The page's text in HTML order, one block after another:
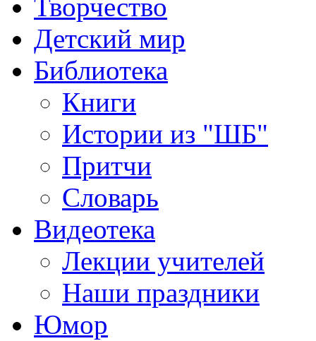
Творчество
Детский мир
Библиотека
Книги
Истории из "ШБ"
Притчи
Словарь
Видеотека
Лекции учителей
Наши праздники
Юмор